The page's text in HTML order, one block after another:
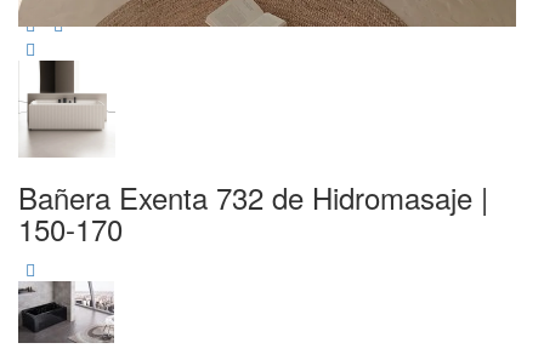
Bañera Exenta 732 de Hidromasaje |
150-170